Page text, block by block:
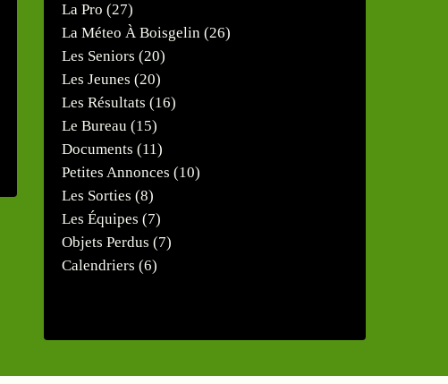
La Pro (27)
La Méteo À Boisgelin (26)
Les Seniors (20)
Les Jeunes (20)
Les Résultats (16)
Le Bureau (15)
Documents (11)
Petites Annonces (10)
Les Sorties (8)
Les Équipes (7)
Objets Perdus (7)
Calendriers (6)